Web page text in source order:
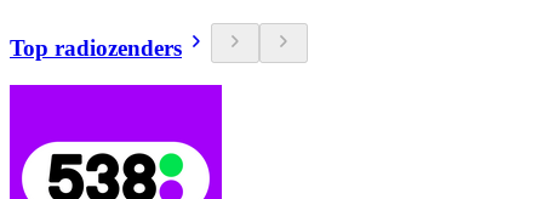
Top radiozenders